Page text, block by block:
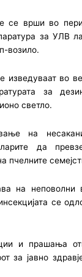
се врши во
за УЛВ
возило.
изведуваат во
за
светло.
на
да
пчелните
на неповолни
се
и прашања
за јавно